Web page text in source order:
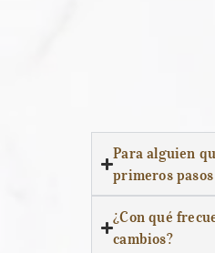
Para alguien
primeros
¿Con qué
cambios?